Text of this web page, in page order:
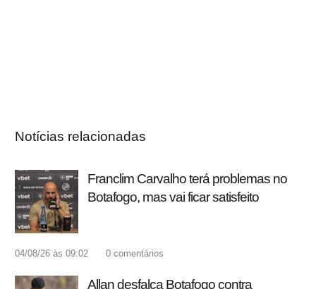
Notícias relacionadas
Franclim Carvalho terá problemas no
Botafogo, mas vai ficar satisfeito
04/08/26 às 09:02 0 comentários
Allan desfalca Botafogo contra